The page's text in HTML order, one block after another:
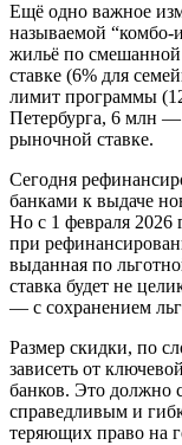
Ещё одно важное
называемой “комбо-
жильё по смешанной
ставке (6% для
лимит программы
Петербурга, 6 млн —
рыночной ставке.
Сегодня
банками к выдаче
Но с 1 февраля 2026
при
выданная по
ставка будет не
— с сохранением
Размер скидки, по
зависеть от
банков. Это должно
справедливым и
теряющих право на